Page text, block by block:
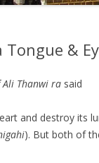
&
Thanwi ra said
and destroy its
). But both of